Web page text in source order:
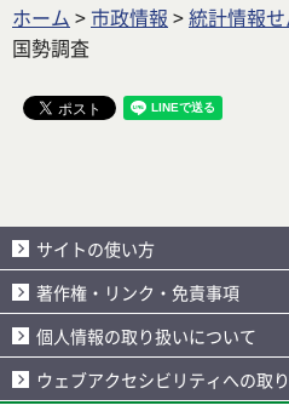
ホーム >市政情報 >統計情報
国勢調査
サイトの使い方
著作権・リンク・免責事項
個人情報の取り扱いについて
ウェブアクセシビリティへの取